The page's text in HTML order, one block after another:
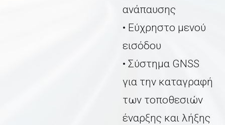
ανάπαυσης
• Εύχρηστο μενού
εισόδου
• Σύστημα GNSS
για την καταγραφή
των τοποθεσιών
έναρξης και λήξης